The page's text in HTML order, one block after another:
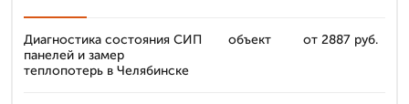
Диагностика состояния СИП
панелей и замер
теплопотерь в Челябинске
объект от 2887 руб.